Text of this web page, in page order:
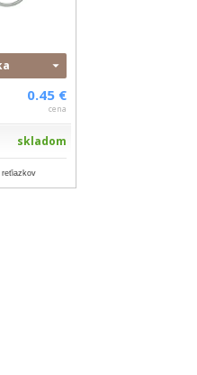
0.45 €
cena
skladom